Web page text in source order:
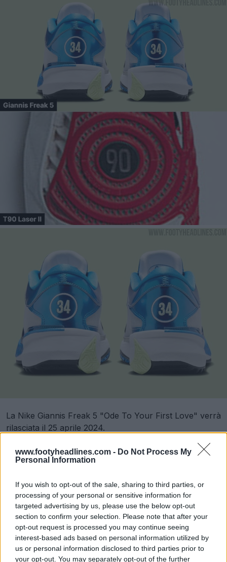
www.footyheadlines.com - Do Not Process My
Personal Information
If you wish to opt-out of the sale, sharing to third parties, or
processing of your personal or sensitive information for
targeted advertising by us, please use the below opt-out
section to confirm your selection. Please note that after your
opt-out request is processed you may continue seeing
interest-based ads based on personal information utilized by
us or personal information disclosed to third parties prior to
your opt-out. You may separately opt-out of the further
La Nike Giannis Freak 5 "Ode To Your First Love" verrà
rilasciata il 25 aprile 2024.